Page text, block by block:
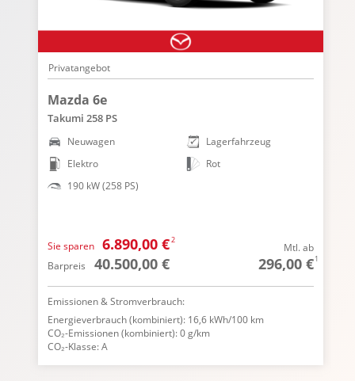
Privatangebot
Mazda 6e
Takumi 258 PS
Neuwagen
Elektro
190 kW (258 PS)
Lagerfahrzeug
Rot
Sie sparen 6.890,00 €2
Barpreis 40.500,00 €
Mtl. ab
296,00 €1
Emissionen & Stromverbrauch:
Energieverbrauch (kombiniert): 16,6 kWh/100 km
CO₂-Emissionen (kombiniert): 0 g/km
CO₂-Klasse: A